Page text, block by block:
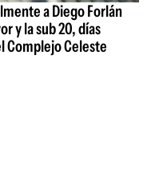
a Diego Forlán
y la sub 20, días
Complejo Celeste